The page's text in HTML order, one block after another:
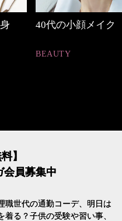
優木まおみさん「
】
会員募集中
職世代の通勤コーデ、明日は
着る？子供の受験や習い事、